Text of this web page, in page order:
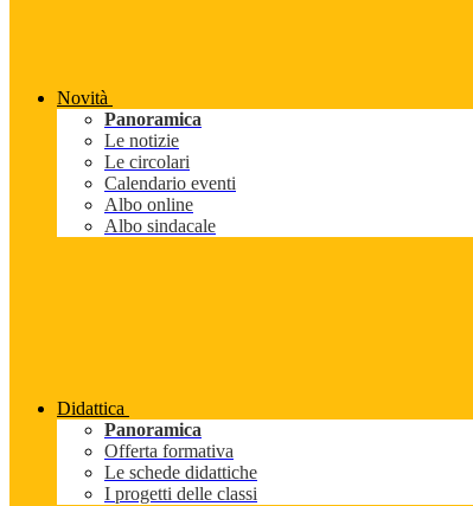
Novità
Panoramica
Le notizie
Le circolari
Calendario eventi
Albo online
Albo sindacale
Didattica
Panoramica
Offerta formativa
Le schede didattiche
I progetti delle classi